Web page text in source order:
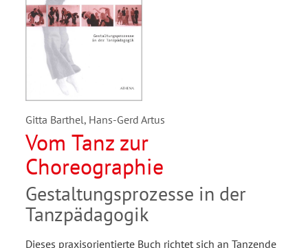
Gitta Barthel, Hans-Gerd Artus
Vom Tanz zur
Choreographie
Gestaltungsprozesse in der
Tanzpädagogik
Dieses praxisorientierte Buch richtet sich an Tanzende